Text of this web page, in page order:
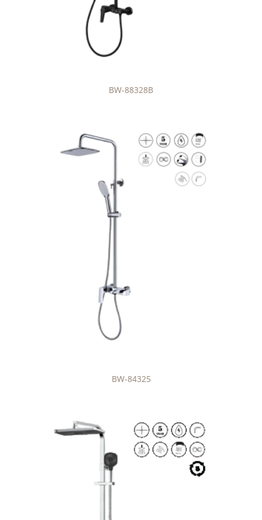
BW-88328B
BW-84325